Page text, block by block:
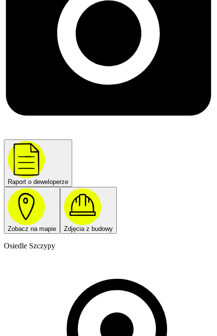
Raport o deweloperze
Zobacz na mapie Zdjęcia z budowy
Osiedle Szczypy